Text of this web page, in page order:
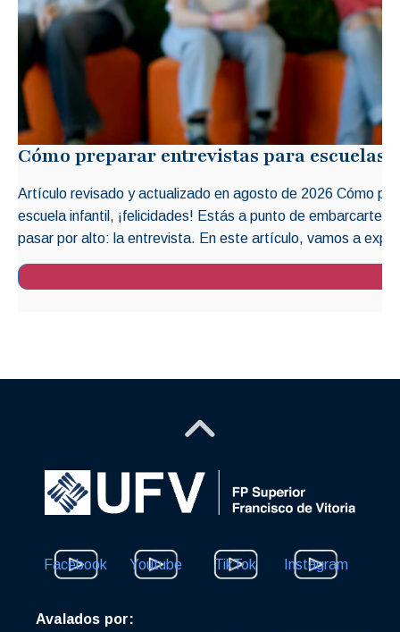
Cómo preparar entrevistas para escuelas
Artículo revisado y actualizado en agosto de 2026 Cómo
escuela infantil, ¡felicidades! Estás a punto de embarcarte
pasar por alto: la entrevista. En este artículo, vamos a
Facebook Youtube TikTok Instagram
Avalados por: